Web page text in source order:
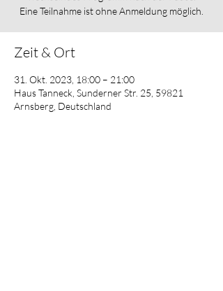
Eine Teilnahme ist ohne Anmeldung möglich.
Zeit & Ort
31. Okt. 2023, 18:00 – 21:00
Haus Tanneck, Sunderner Str. 25, 59821
Arnsberg, Deutschland